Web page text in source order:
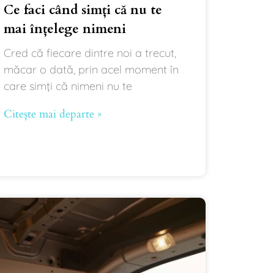
Ce faci când simți că nu te
mai înțelege nimeni
Cred că fiecare dintre noi a trecut,
măcar o dată, prin acel moment în
care simți că nimeni nu te
Citește mai departe »